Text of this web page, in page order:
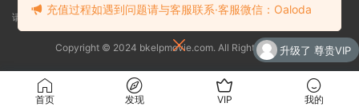
请直接向客服提出您的疑问，客服看到后会尽快回复！
Copyright © 2024 bkelpmovie.com. All Rights Reserved
首页 发现 VIP 我的
充值过程如遇到问题请与客服联系·客服微信：Oaloda
升级了 最强VIP
升级了 尊贵VIP